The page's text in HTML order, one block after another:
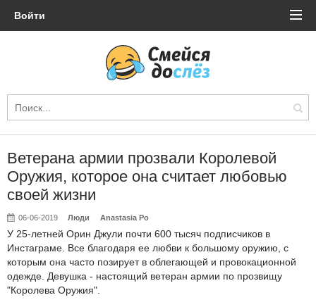
Войти
Ветерана армии прозвали Королевой
Оружия, которое она считает любовью
своей жизни
06-06-2019 Люди Anastasia Po
У 25-летней Орин Джули почти 600 тысяч подписчиков в
Инстаграме. Все благодаря ее любви к большому оружию, с
которым она часто позирует в облегающей и провокационной
одежде. Девушка - настоящий ветеран армии по прозвищу
"Королева Оружия".